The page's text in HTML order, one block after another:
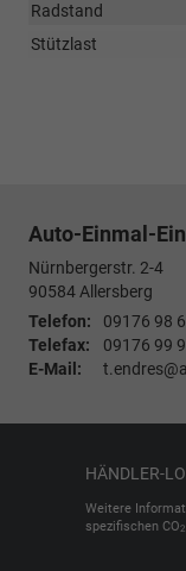
Radstand
Stützlast
Auto-Einmal-
Nürnbergerstr. 2-4
90584Allersberg
Telefon:
09176 98
Telefax:
09176 99
E-Mail:
HÄNDLER-
Weitere
spezifischen CO2